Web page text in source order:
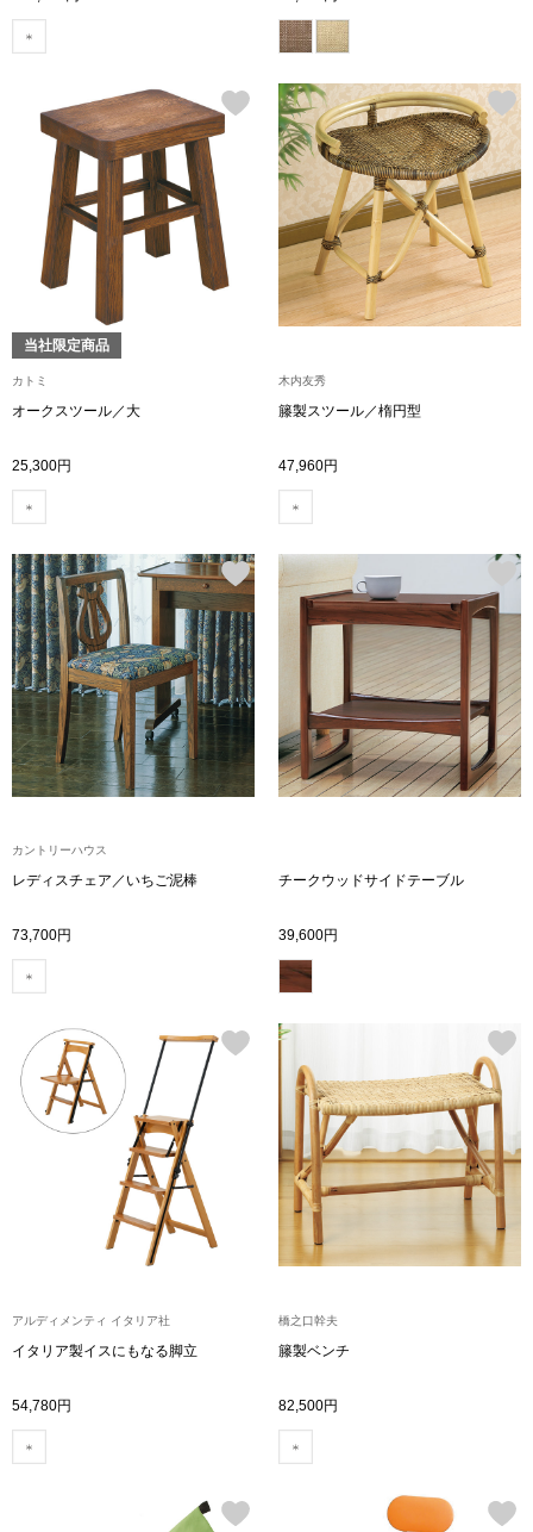
チュニック
ボトムス
スカート
パンツ／スラ
その他
ルーム･アン
ルームウェア
アンダーウェア
トートバッグ
ハンドバッグ
ショルダーバ
クラッチバッグ
当社限定商品
カトミ
オークスツール／大
25,300円
木内友秀
籐製スツール／楕円型
47,960円
カントリーハウス
レディスチェア／いちご泥棒
73,700円
チークウッドサイドテーブル
39,600円
アルディメンティ イタリア社
イタリア製イスにもなる脚立
54,780円
橋之口幹夫
籐製ベンチ
82,500円